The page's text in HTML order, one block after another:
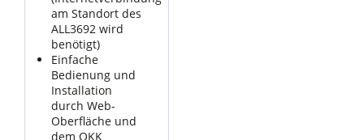
am Standort des
ALL3692 wird
benötigt)
Einfache
Bedienung und
Installation
durch Web-
Oberfläche und
dem OKK